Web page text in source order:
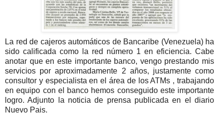
La red de cajeros automáticos de Bancaribe (Venezuela) ha
sido calificada como la red número 1 en eficiencia. Cabe
anotar que en este importante banco, vengo prestando mis
servicios por aproximadamente 2 años, justamente como
consultor y especialista en el área de los ATMs , trabajando
en equipo con el banco hemos conseguido este importante
logro. Adjunto la noticia de prensa publicada en el diario
Nuevo Pais.